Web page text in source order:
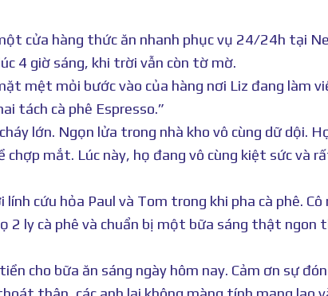
cửa hàng thức ăn nhanh phục vụ 24/24h tại
4 giờ sáng, khi trời vẫn còn tờ mờ.
mệt mỏi bước vào của hàng nơi Liz đang làm
tách cà phê Espresso.”
lớn. Ngọn lửa trong nhà kho vô cùng dữ dội.
mắt. Lúc này, họ đang vô cùng kiệt sức và
cứu hỏa Paul và Tom trong khi pha cà phê. Cô
2 ly cà phê và chuẩn bị một bữa sáng thật ngon
cho bữa ăn sáng ngày hôm nay. Cảm ơn sự